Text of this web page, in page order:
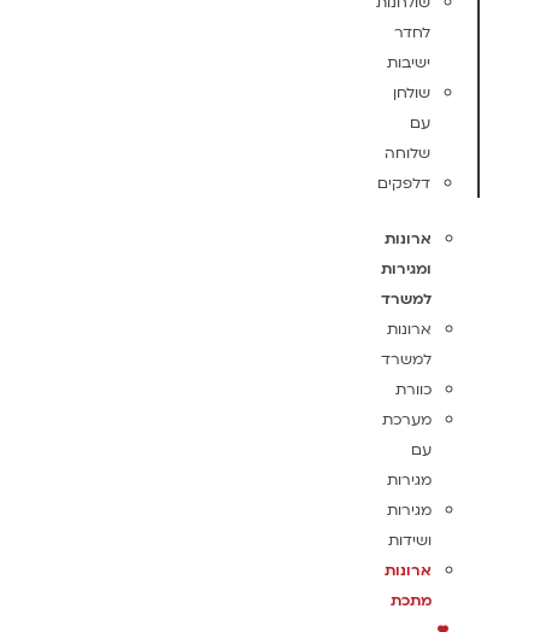
לחדר
ישיבות
שולחן
עם
שלוחה
דלפקים
ארונות
ומגירות
למשרד
ארונות
למשרד
כוורת
מערכת
עם
מגירות
מגירות
ושידות
ארונות
מתכת